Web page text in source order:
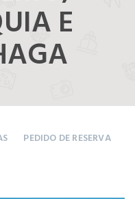
E
PEDIDO DE RESERVA